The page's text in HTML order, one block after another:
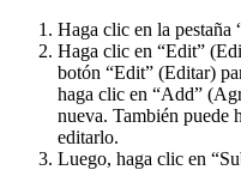
Haga clic en la pestaña
Haga clic en “Edit”
botón “Edit” (Editar)
haga clic en “Add”
nueva. También puede
editarlo.
Luego, haga clic en